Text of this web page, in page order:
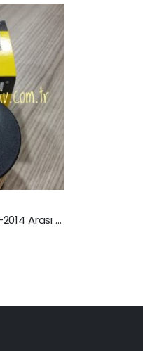
Peugeot 308 (EC5) 2013 Sonrası 1.6 Vti Yağ Filtresi